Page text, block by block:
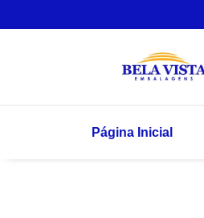
Página Inicial